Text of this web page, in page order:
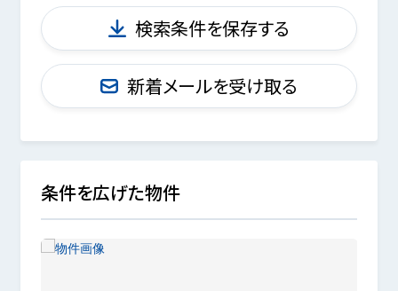
検索条件を保存する
新着メールを受け取る
条件を広げた物件